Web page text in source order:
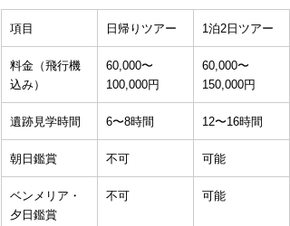
項目 日帰りツアー 1泊2日ツアー
料金（飛行機
込み）
60,000〜
100,000円
60,000〜
150,000円
遺跡見学時間 6〜8時間 12〜16時間
朝日鑑賞 不可 可能
ベンメリア・
夕日鑑賞
不可 可能